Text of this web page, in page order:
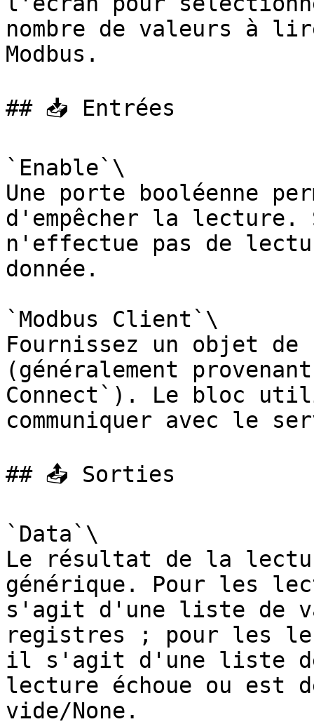
nombre de valeurs à
Modbus.
## 📥 Entrées
`Enable`\
Une porte booléenne
d'empêcher la
n'effectue pas de
donnée.
`Modbus Client`\
Fournissez un objet de
(généralement
Connect`). Le bloc
communiquer avec le
## 📤 Sorties
`Data`\
Le résultat de la
générique. Pour les
s'agit d'une liste de
registres ; pour les
il s'agit d'une liste
lecture échoue ou est
vide/None.